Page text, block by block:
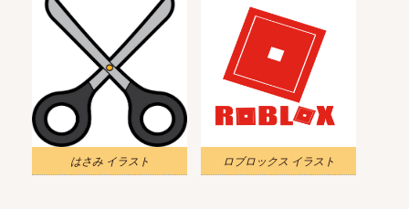
はさみ イラスト ロブロックス イラスト